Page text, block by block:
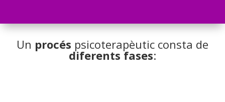
Un procés psicoterapèutic consta de
diferents fases: